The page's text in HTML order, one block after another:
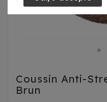
Coussin Anti-
Brun